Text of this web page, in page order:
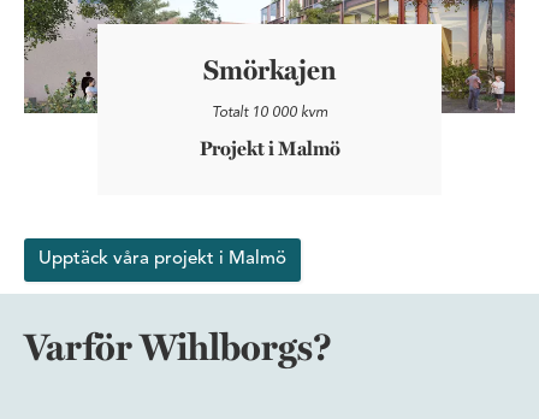
Smörkajen
Totalt 10 000 kvm
Projekt i Malmö
Upptäck våra projekt i Malmö
Varför Wihlborgs?